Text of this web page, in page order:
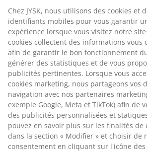
comme partie d'un arrangement
RÉFÉRENCE: 4912513
Spécifications
Avis
(5)
Chez JYSK, nous utilisons des cookies et
identifiants mobiles pour vous garantir
expérience lorsque vous visitez notre site
cookies collectent des informations vous
afin de garantir le bon fonctionnement
générer des statistiques et de vous
publicités pertinentes. Lorsque vous
cookies marketing, nous partageons vos
navigation avec nos partenaires
exemple Google, Meta et TikTok) afin de
des publicités personnalisées et
pouvez en savoir plus sur les finalités de
dans la section « Modifier » et choisir de
consentement en cliquant sur l'icône des